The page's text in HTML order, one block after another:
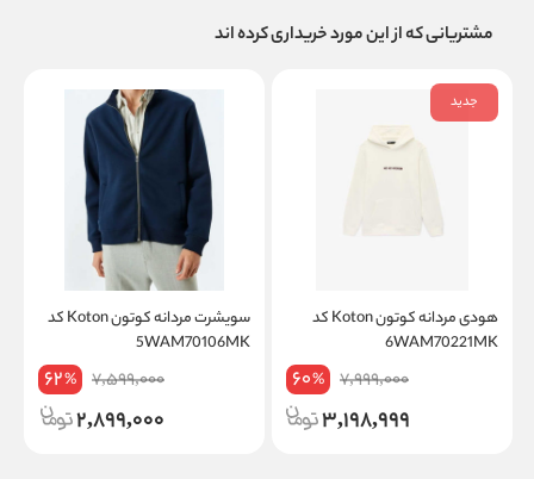
مشتریانی که از این مورد خریداری کرده اند
جدید
هودی مردانه کوتون Koton کد
6WAM70221MK
7,999,000
60%
3,198,999
سویشرت مردانه کوتون Koton کد
5WAM70106MK
7,599,000
62%
2,899,000